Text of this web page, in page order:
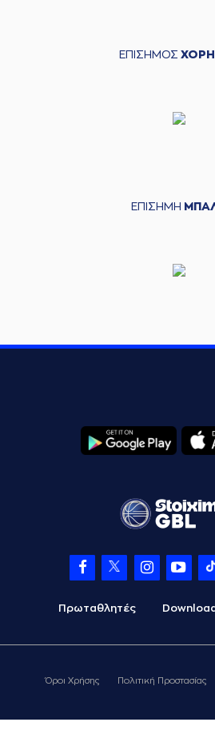
ΕΠΙΣΗΜΟΣ
ΕΠΙΣΗΜΗ
Πρωταθλητές
Όροι Χρήσης Πολιτική Προστασίας